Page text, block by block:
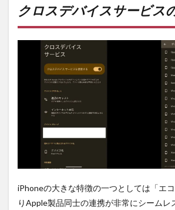
バイ
スサ
ービ
は待
ち時
クロスデバイスサービス
iPhoneの大きな特徴の一つとしては「エ
りApple製品同士の連携が非常にシームレ